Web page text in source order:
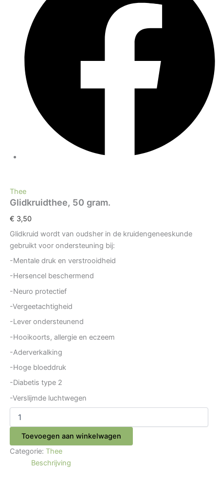
Thee
Glidkruidthee, 50 gram.
€ 3,50
Glidkruid wordt van oudsher in de kruidengeneeskunde
gebruikt voor ondersteuning bij:
-Mentale druk en verstrooidheid
-Hersencel beschermend
-Neuro protectief
-Vergeetachtigheid
-Lever ondersteunend
-Hooikoorts, allergie en eczeem
-Aderverkalking
-Hoge bloeddruk
-Diabetis type 2
-Verslijmde luchtwegen
Toevoegen aan winkelwagen
Categorie: Thee
Beschrijving